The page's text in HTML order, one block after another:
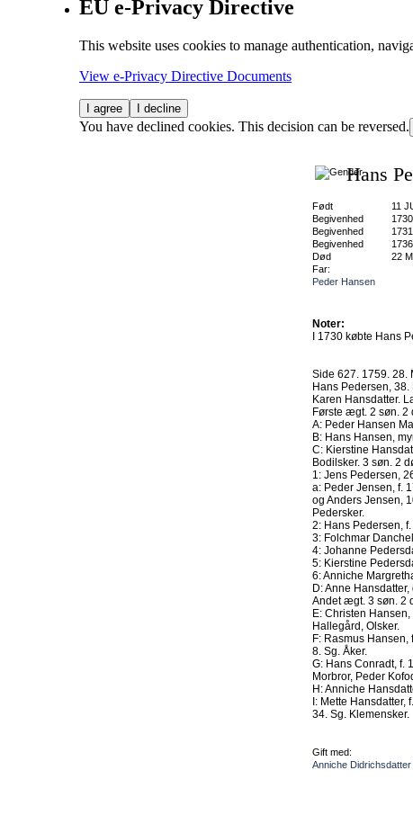
EU e-Privacy Directive
This website uses cookies to manage authentication,
View e-Privacy Directive Documents
I agree I decline
You have declined cookies. This decision can be reversed.
Hans
Født 11
Begivenhed
1730
Begivenhed
1731
Begivenhed
1736
Død
22
Far:
Peder Hansen
Noter:
I 1730 købte Hans
Side 627. 1759. 28.
Hans Pedersen, 38.
Karen Hansdatter.
Første ægt. 2 søn. 2
A: Peder Hansen
B: Hans Hansen,
C: Kierstine
Bodilsker. 3 søn. 2
1: Jens Pedersen,
a: Peder Jensen, f.
og Anders Jensen,
Pedersker.
2: Hans Pedersen,
3: Folchmar
4: Johanne
5: Kierstine
6: Anniche
D: Anne
Andet ægt. 3 søn. 2
E: Christen
Hallegård, Olsker.
F: Rasmus Hansen,
8. Sg. Åker.
G: Hans Conradt, f.
Morbror, Peder
H: Anniche
I: Mette Hansdatter,
34. Sg. Klemensker.
Gift med:
Anniche